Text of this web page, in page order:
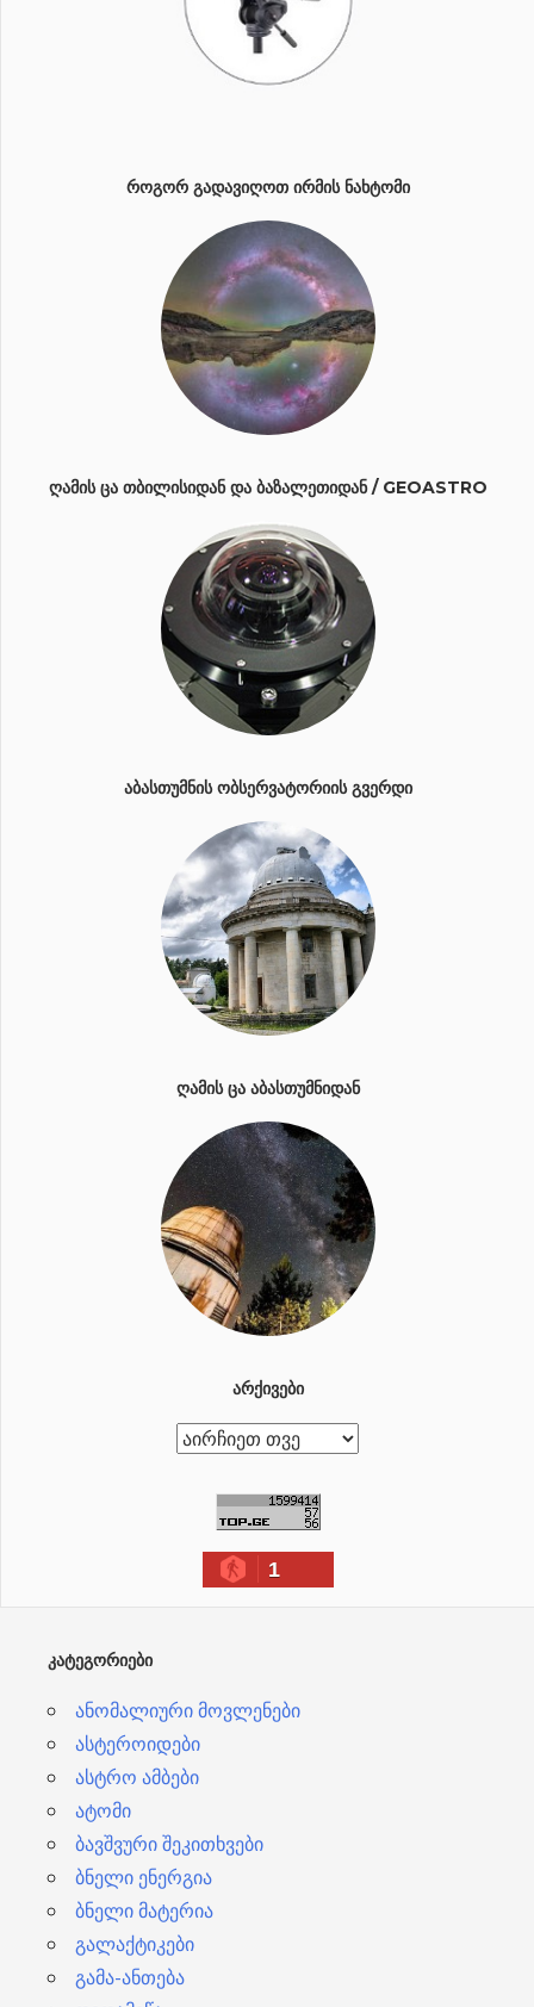
ᲠᲝᲒᲝᲠ ᲒᲐᲓᲐᲕᲘᲦᲝᲗ ᲘᲠᲛᲘᲡ ᲜᲐᲮᲢᲝᲛᲘ
ᲦᲐᲛᲘᲡ ᲪᲐ ᲗᲑᲘᲚᲘᲡᲘᲓᲐᲜ ᲓᲐ ᲑᲐᲖᲐᲚᲔᲗᲘᲓᲐᲜ / GEOASTRO
ᲐᲑᲐᲡᲗᲣᲛᲜᲘᲡ ᲝᲑᲡᲔᲠᲕᲐᲢᲝᲠᲘᲘᲡ ᲒᲕᲔᲠᲓᲘ
ᲦᲐᲛᲘᲡ ᲪᲐ ᲐᲑᲐᲡᲗᲣᲛᲜᲘᲓᲐᲜ
ᲐᲠᲥᲘᲕᲔᲑᲘ
ა
1
ᲙᲐᲢᲔᲒᲝᲠᲘᲔᲑᲘ
ანომალიური მოვლენები
ასტეროიდები
ასტრო ამბები
ატომი
ბავშვური შეკითხვები
ბნელი ენერგია
ბნელი მატერია
გალაქტიკები
გამა-ანთება